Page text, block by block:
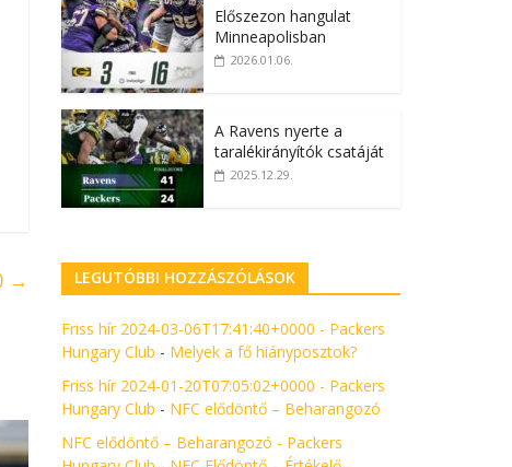
→
Előszezon hangulat
Minneapolisban
2026.01.06.
A Ravens nyerte a
taralékirányítók csatáját
2025.12.29.
LEGUTÓBBI HOZZÁSZÓLÁSOK
Friss hír 2024-03-06T17:41:40+0000 - Packers
Hungary Club - Melyek a fő hiányposztok?
Friss hír 2024-01-20T07:05:02+0000 - Packers
Hungary Club - NFC elődöntő – Beharangozó
NFC elődöntő – Beharangozó - Packers